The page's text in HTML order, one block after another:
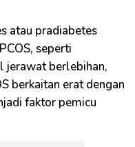
atau pradiabetes
seperti
jerawat berlebihan,
berkaitan erat dengan
faktor pemicu